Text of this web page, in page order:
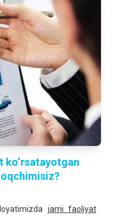
ko‘rsatayotgan
jami faoliyat